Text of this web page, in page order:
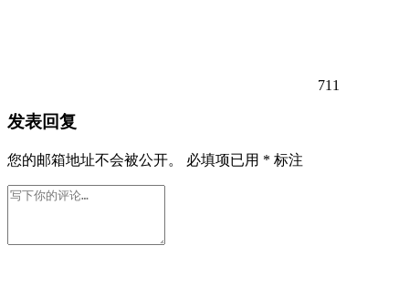
711
发表回复
您的邮箱地址不会被公开。 必填项已用 * 标注